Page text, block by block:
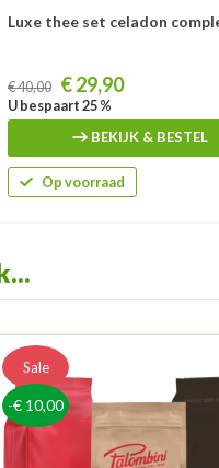
Luxe thee set celadon
Prijs
€ 40,00 € 29,90
U bespaart 25 %
BEKIJK & BESTEL
Op voorraad
Sale
-€ 10,00